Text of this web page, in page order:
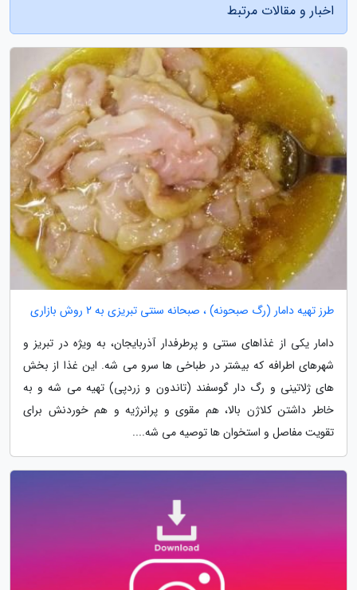
اخبار و مقالات مرتبط
طرز تهیه دامار (رگ صبحونه) ، صبحانه سنتی تبریزی به 2 روش بازاری
دامار یکی از غذاهای سنتی و پرطرفدار آذربایجان، به ویژه در تبریز و
شهرهای اطرافه که بیشتر در طباخی ها سرو می شه. این غذا از بخش
های ژلاتینی و رگ دار گوسفند (تاندون و زردپی) تهیه می شه و به
خاطر داشتن کلاژن بالا، هم مقوی و پرانرژیه و هم خوردنش برای
تقویت مفاصل و استخوان ها توصیه می شه....